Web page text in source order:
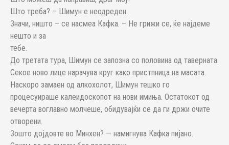
Што треба? – Шимун е неодреден.
Значи, ништо – се насмеа Кафка. – Не грижи се, ќе најдеме
нешто и за
тебе.
До третата тура, Шимун се запозна со половина од таверната.
Секое ново лице нарачува круг како пристпница на масата.
Наскоро замаен од алкохолот, Шимун тешко го
процесуираше калеидоскопот на нови имиња. Остатокот од
вечерта воглавно молчеше, обидувајќи се да ги држи очите
отворени.
Зошто дојдовте во Минхен? — намигнува Кафка пијано.